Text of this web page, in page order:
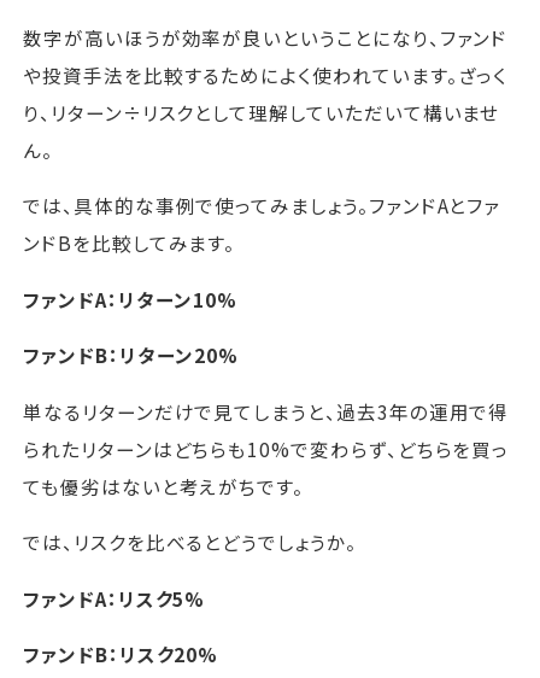
数字が高いほうが効率が良いということになり、ファンド
や投資手法を比較するためによく使われています。ざっく
り、リターン÷リスクとして理解していただいて構いませ
ん。
では、具体的な事例で使ってみましょう。ファンドAとファ
ンドBを比較してみます。
ファンドA：リターン10%
ファンドB：リターン20%
単なるリターンだけで見てしまうと、過去3年の運用で得
られたリターンはどちらも10%で変わらず、どちらを買っ
ても優劣はないと考えがちです。
では、リスクを比べるとどうでしょうか。
ファンドA：リスク5%
ファンドB：リスク20%